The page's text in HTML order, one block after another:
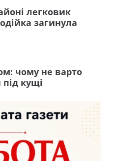
легковик
загинула
чому не варто
кущі